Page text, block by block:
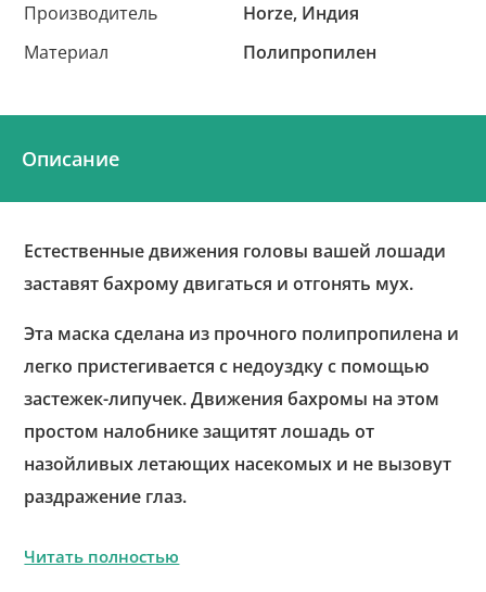
Производитель
Horze, Индия
Материал
Полипропилен
Описание
Естественные движения головы вашей лошади
заставят бахрому двигаться и отгонять мух.
Эта маска сделана из прочного полипропилена и
легко пристегивается с недоуздку с помощью
застежек-липучек. Движения бахромы на этом
простом налобнике защитят лошадь от
назойливых летающих насекомых и не вызовут
раздражение глаз.
Читать полностью